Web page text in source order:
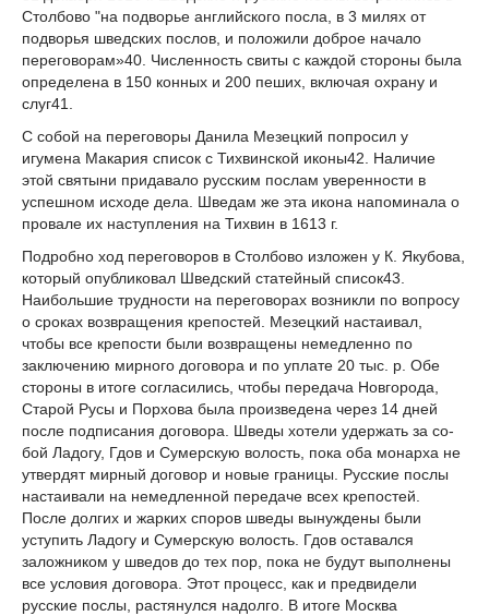
Столбово "на подворье английского посла, в 3 милях от
подворья шведских послов, и положили доброе начало
переговорам»40 . Численность свиты с каждой стороны была
определена в 150 конных и 200 пеших, включая охрану и
слуг41
С собой на переговоры Данила Мезецкий попросил у
игумена Макария список с Тихвинской иконы42 . Наличие
этой святыни придавало русским послам уверенности в
успешном исходе дела. Шведам же эта икона напоминала о
провале их наступления на Тихвин в 1613 г.
Подробно ход переговоров в Столбово изложен у К. Якубова,
который опубликовал Шведский статейный список43
Наибольшие трудности на переговорах возникли по воп­росу
о сроках возвращения крепостей. Мезецкий настаивал,
чтобы все крепости были возвращены немедленно по
заключению мирного договора и по уплате 20 тыс. р. Обе
стороны в итоге согласились, чтобы передача Новгорода,
Старой Русы и Порхова была произведена через 14 дней
после подписания договора. Шведы хотели удержать за со­
бой Ладогу, Гдов и Сумерскую волость, пока оба монарха не
утвердят мирный договор и новые границы. Русские послы
настаивали на немедленной передаче всех крепостей.
После долгих и жарких споров шведы вынуждены были
уступить Ладогу и Сумерскую волость. Гдов оставался
заложником у шведов до тех пор, пока не будут выполнены
все условия договора. Этот процесс, как и предвидели
русские послы, растянулся надолго. В итоге Москва